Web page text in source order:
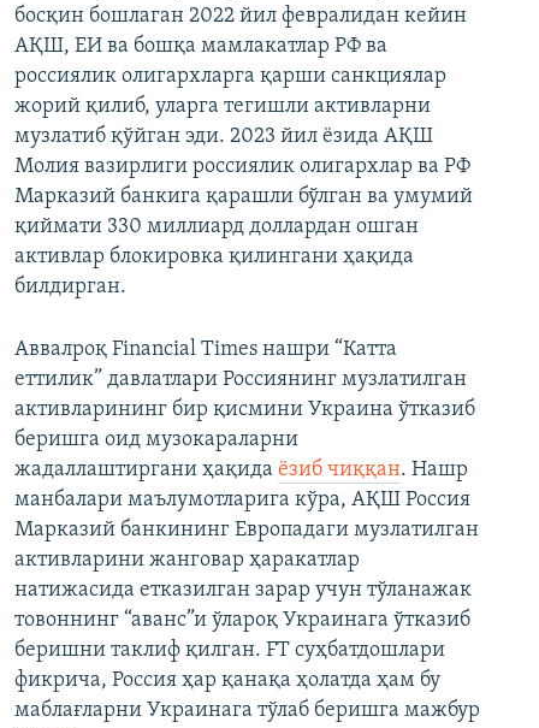
босқин бошлаган 2022 йил февралидан кейин
АҚШ, ЕИ ва бошқа мамлакатлар РФ ва
россиялик олигархларга қарши санкциялар
жорий қилиб, уларга тегишли активларни
музлатиб қўйган эди. 2023 йил ёзида АҚШ
Молия вазирлиги россиялик олигархлар ва РФ
Марказий банкига қарашли бўлган ва умумий
қиймати 330 миллиард доллардан ошган
активлар блокировка қилингани ҳақида
билдирган.
Аввалроқ Financial Times нашри “Катта
еттилик” давлатлари Россиянинг музлатилган
активларининг бир қисмини Украина ўтказиб
беришга оид музокараларни
жадаллаштиргани ҳақида ёзиб чиққан. Нашр
манбалари маълумотларига кўра, АҚШ Россия
Марказий банкининг Европадаги музлатилган
активларини жанговар ҳаракатлар
натижасида етказилган зарар учун тўланажак
товоннинг “аванс”и ўлароқ Украинага ўтказиб
беришни таклиф қилган. FT суҳбатдошлари
фикрича, Россия ҳар қанақа ҳолатда ҳам бу
маблағларни Украинага тўлаб беришга мажбур